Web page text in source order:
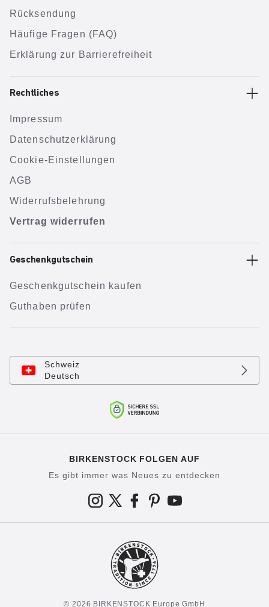
Rücksendung
Häufige Fragen (FAQ)
Erklärung zur Barrierefreiheit
Rechtliches
Impressum
Datenschutzerklärung
Cookie-Einstellungen
AGB
Widerrufsbelehrung
Vertrag widerrufen
Geschenkgutschein
Geschenkgutschein kaufen
Guthaben prüfen
Schweiz
Deutsch
BIRKENSTOCK FOLGEN AUF
Es gibt immer was Neues zu entdecken
© 2026 BIRKENSTOCK Europe GmbH